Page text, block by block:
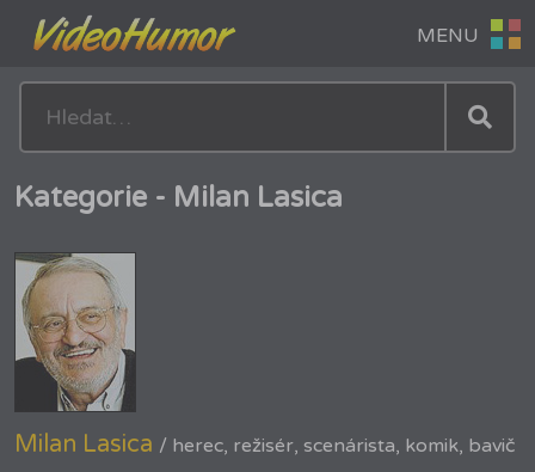
Kategorie - Milan Lasica
Milan Lasica / herec, režisér, scenárista, komik, bavič